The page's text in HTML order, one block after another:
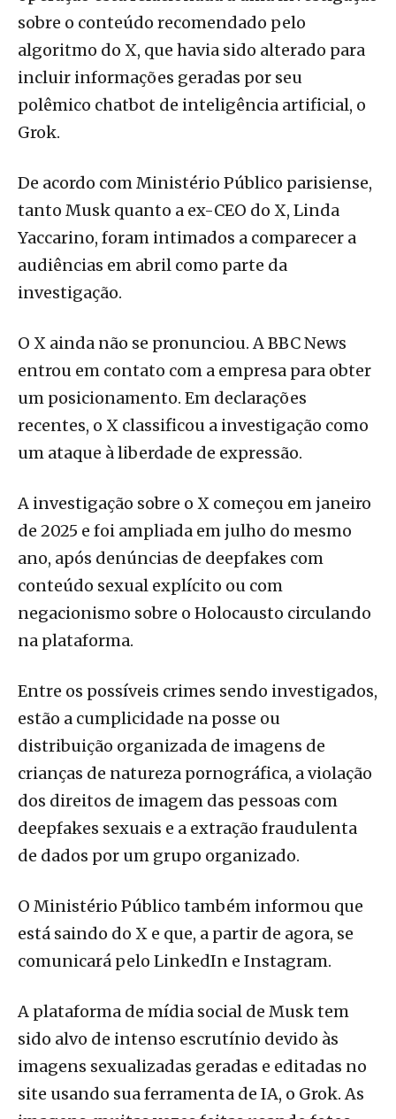
sobre o conteúdo recomendado pelo
algoritmo do X, que havia sido alterado para
incluir informações geradas por seu
polêmico chatbot de inteligência artificial, o
Grok.
De acordo com Ministério Público parisiense,
tanto Musk quanto a ex-CEO do X, Linda
Yaccarino, foram intimados a comparecer a
audiências em abril como parte da
investigação.
O X ainda não se pronunciou. A BBC News
entrou em contato com a empresa para obter
um posicionamento. Em declarações
recentes, o X classificou a investigação como
um ataque à liberdade de expressão.
A investigação sobre o X começou em janeiro
de 2025 e foi ampliada em julho do mesmo
ano, após denúncias de deepfakes com
conteúdo sexual explícito ou com
negacionismo sobre o Holocausto circulando
na plataforma.
Entre os possíveis crimes sendo investigados,
estão a cumplicidade na posse ou
distribuição organizada de imagens de
crianças de natureza pornográfica, a violação
dos direitos de imagem das pessoas com
deepfakes sexuais e a extração fraudulenta
de dados por um grupo organizado.
O Ministério Público também informou que
está saindo do X e que, a partir de agora, se
comunicará pelo LinkedIn e Instagram.
A plataforma de mídia social de Musk tem
sido alvo de intenso escrutínio devido às
imagens sexualizadas geradas e editadas no
site usando sua ferramenta de IA, o Grok. As